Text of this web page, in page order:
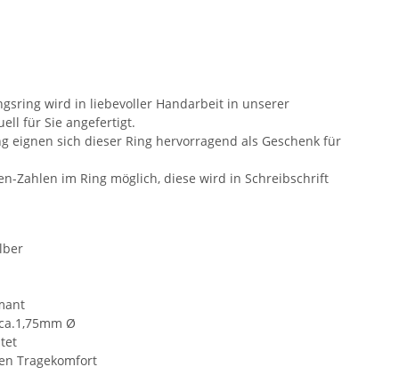
wird in liebevoller Handarbeit in unserer
für Sie angefertigt.
eignen sich dieser Ring hervorragend als Geschenk für
Zahlen im Ring möglich, diese wird in Schreibschrift
Ø
Tragekomfort